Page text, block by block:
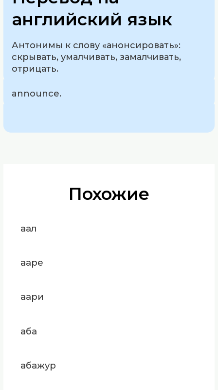
английский язык
Антонимы к слову «анонсировать»:
скрывать, умалчивать, замалчивать,
отрицать.
announce.
Похожие
аал
ааре
аари
аба
абажур